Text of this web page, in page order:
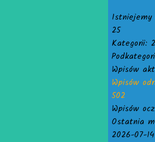
Istniejemy
25
Kategorii:
Wpisów
Wpisów
502
Wpisów
Ostatnia
2026-07-14